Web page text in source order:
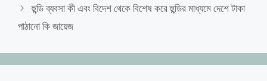
হুন্ডি ব্যবসা কী এবং বিদেশ থেকে বিশেষ করে হুন্ডির মাধ্যমে দেশে টাকা
পাঠানো কি জায়েজ